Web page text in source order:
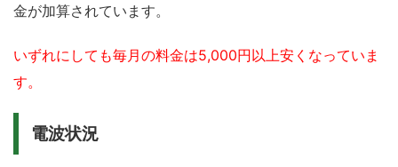
金が加算されています。
いずれにしても毎月の料金は5,000円以上安くなっていま
す。
電波状況